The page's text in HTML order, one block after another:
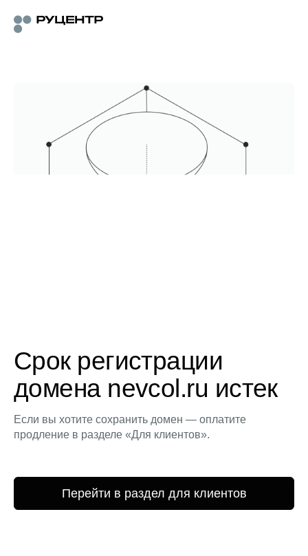
Срок регистрации
домена nevcol.ru истек
Если вы хотите сохранить домен — оплатите
продление в разделе «Для клиентов».
Перейти в раздел для клиентов